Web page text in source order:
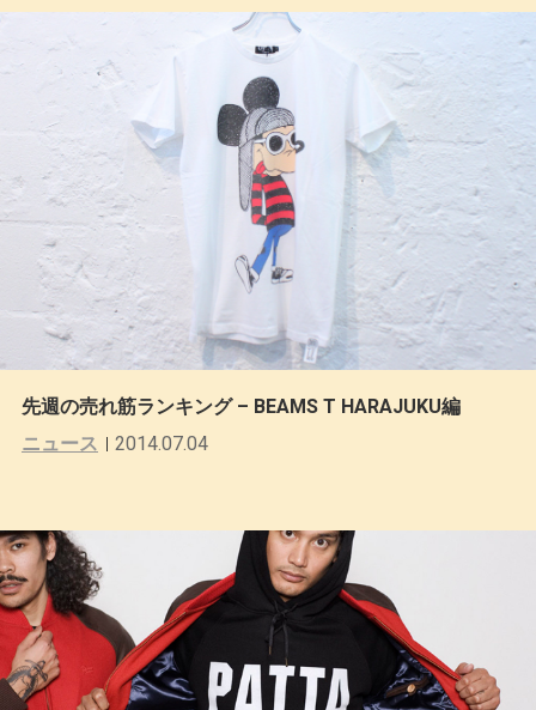
先週の売れ筋ランキング – BEAMS T HARAJUKU編
ニュース
2014.07.04